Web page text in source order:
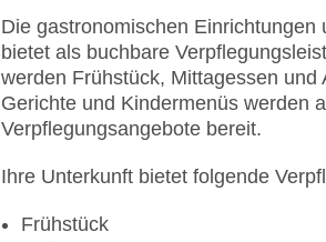
Die gastronomischen Einrichtungen
bietet als buchbare
werden Frühstück, Mittagessen
Gerichte und Kindermenüs werden
Verpflegungsangebote bereit.
Ihre Unterkunft bietet folgende
Frühstück